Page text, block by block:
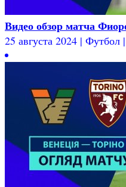
Видео обзор матча
25 августа 2024 |